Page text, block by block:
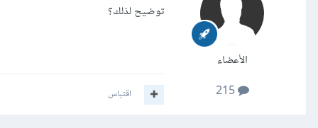
الأعضاء
215
توضيح لذلك؟
اقتباس